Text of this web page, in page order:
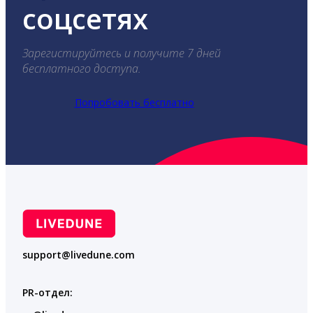
соцсетях
Зарегистируйтесь и получите 7 дней
бесплатного доступа.
Попробовать бесплатно
support@livedune.com
PR-отдел: